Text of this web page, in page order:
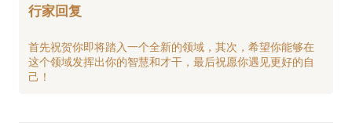
行家回复
首先祝贺你即将踏入一个全新的领域，其次，希望你能够在
这个领域发挥出你的智慧和才干，最后祝愿你遇见更好的自